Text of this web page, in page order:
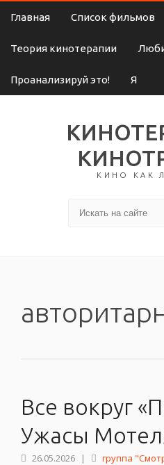
Главная Список фильмов
Теория кинотерапии
Проанализируй это! Я
КИНО КАК
Все вокруг
Ужасы
26.05.2026 | группа